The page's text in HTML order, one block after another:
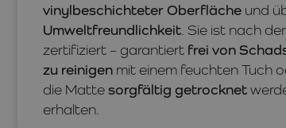
vinylbeschichteter Oberfläche und
Umweltfreundlichkeit . Sie ist nach
zertifiziert – garantiert frei von
zu reinigen mit einem feuchten Tuch
die Mattesorgfältig getrocknet
erhalten.